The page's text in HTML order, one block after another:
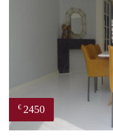
€ 2450